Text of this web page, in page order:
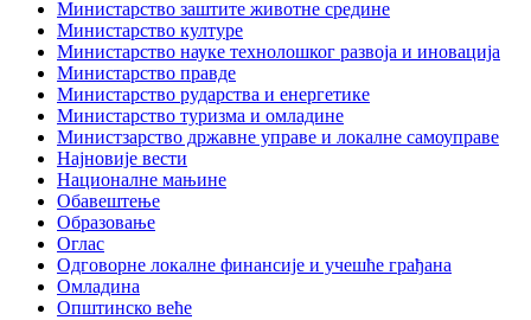
Министарство заштите животне средине
Министарство културе
Министарство науке технолошког развоја и иновација
Министарство правде
Министарство рударства и енергетике
Министарство туризма и омладине
Министзарство државне управе и локалне самоуправе
Најновије вести
Националне мањине
Обавештење
Образовање
Оглас
Одговорне локалне финансије и учешће грађана
Омладина
Општинско веће